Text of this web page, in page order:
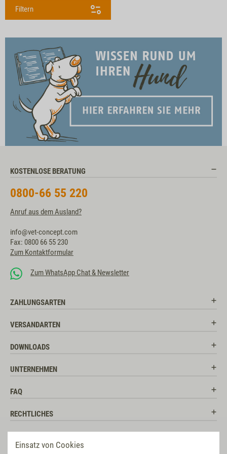
Einsatz von Cookies
Filtern
KOSTENLOSE BERATUNG
0800-66 55 220
Anruf aus dem Ausland?
info@vet-concept.com
Fax: 0800 66 55 230
Zum Kontaktformular
Zum WhatsApp Chat & Newsletter
ZAHLUNGSARTEN
VERSANDARTEN
DOWNLOADS
UNTERNEHMEN
FAQ
RECHTLICHES